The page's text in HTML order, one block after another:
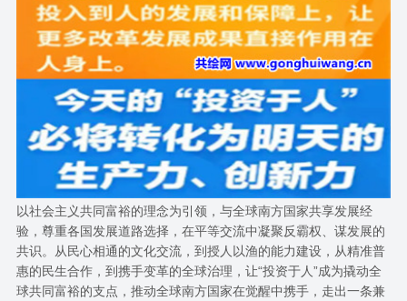
以社会主义共同富裕的理念为引领，与全球南方国家共享发展经
验，尊重各国发展道路选择，在平等交流中凝聚反霸权、谋发展的
共识。从民心相通的文化交流，到授人以渔的能力建设，从精准普
惠的民生合作，到携手变革的全球治理，让“投资于人”成为撬动全
球共同富裕的支点，推动全球南方国家在觉醒中携手，走出一条兼